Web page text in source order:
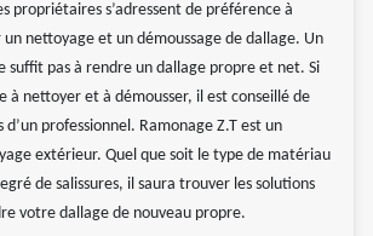
propriétaires s’adressent de préférence à
un nettoyage et un démoussage de dallage. Un
suffit pas à rendre un dallage propre et net. Si
à nettoyer et à démousser, il est conseillé de
d’un professionnel. Ramonage Z.T est un
extérieur. Quel que soit le type de matériau
de salissures, il saura trouver les solutions
votre dallage de nouveau propre.